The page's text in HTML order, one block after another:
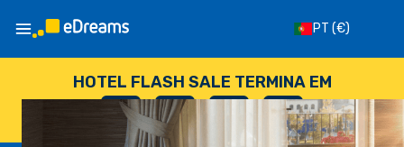
PT (€)
HOTEL FLASH SALE TERMINA EM
--
DIAS
: --
HORAS
: --
SEGUNDOS